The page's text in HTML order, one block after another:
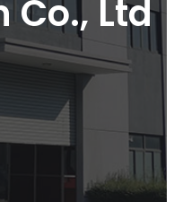
Ltd